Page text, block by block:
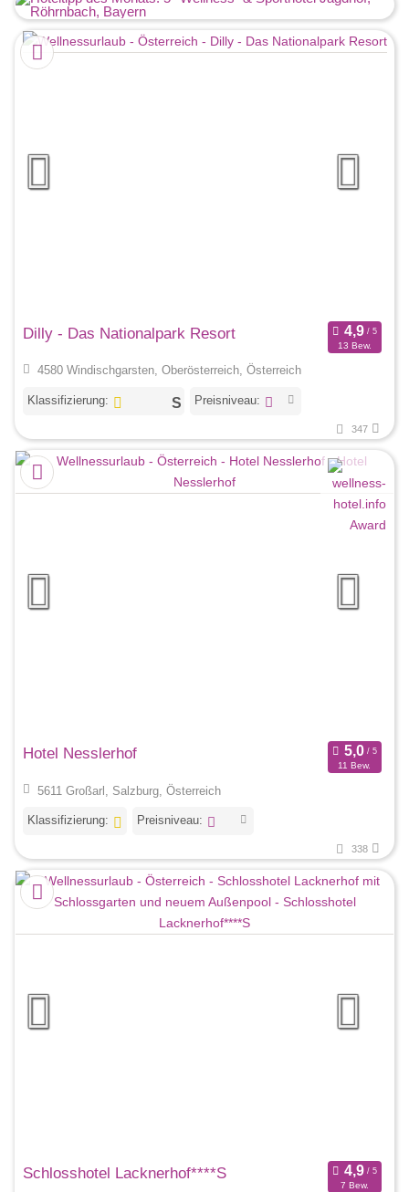
Dilly - Das Nationalpark Resort
13 Bew.
4580 Windischgarsten, Oberösterreich, Österreich
Klassifizierung: Preisniveau:
347
Hotel Nesslerhof
11 Bew.
5611 Großarl, Salzburg, Österreich
Klassifizierung: Preisniveau:
338
Schlosshotel Lacknerhof****S
7 Bew.